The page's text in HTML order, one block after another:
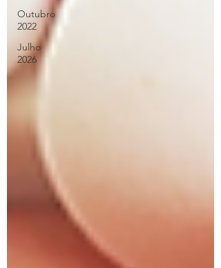
Outubro
2022
Julho
2026